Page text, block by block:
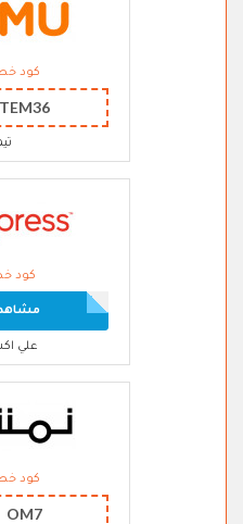
كود خصم
TEM36
كود
علي
كود خصم
OM7